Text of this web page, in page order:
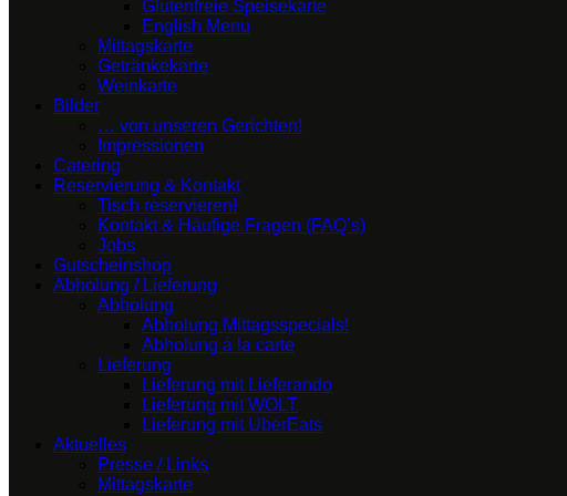
Glutenfreie Speisekarte
English Menu
Mittagskarte
Getränkekarte
Weinkarte
Bilder
… von unseren Gerichten!
Impressionen
Catering
Reservierung & Kontakt
Tisch reservieren!
Kontakt & Häufige Fragen (FAQ’s)
Jobs
Gutscheinshop
Abholung / Lieferung
Abholung
Abholung Mittagsspecials!
Abholung á la carte
Lieferung
Lieferung mit Lieferando
Lieferung mit WOLT
Lieferung mit UberEats
Aktuelles
Presse / Links
Mittagskarte